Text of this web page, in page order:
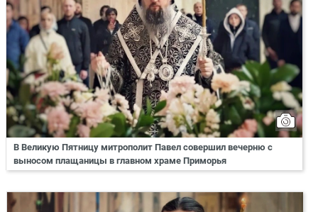
В Великую Пятницу митрополит Павел совершил вечерню с
выносом плащаницы в главном храме Приморья